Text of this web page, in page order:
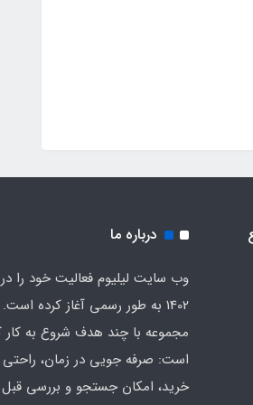
درباره ما
وب سایت لیلیوم فعالیت خود را
1402 به طور رسمی آغاز کرده
مجموعه با چند هدف شروع به کار
است: صرفه جویی در زمان، راحتی
خرید، امکان جستجو و بررسی قبل